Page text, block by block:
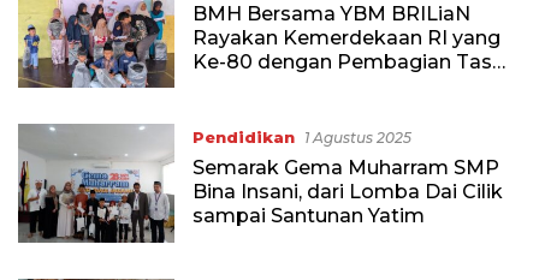
BMH Bersama YBM BRILiaN
Rayakan Kemerdekaan RI yang
Ke-80 dengan Pembagian Tas
Pendidikan 1 Agustus 2025
Semarak Gema Muharram SMP
Bina Insani, dari Lomba Dai Cilik
sampai Santunan Yatim